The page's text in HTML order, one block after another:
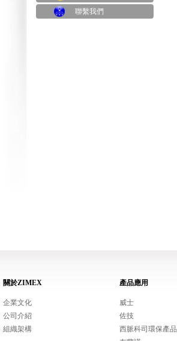
聯繫我們
關於ZIMEX
企業文化
公司介紹
組織架構
產品應用
威士
佐技
西脈科司環保產品